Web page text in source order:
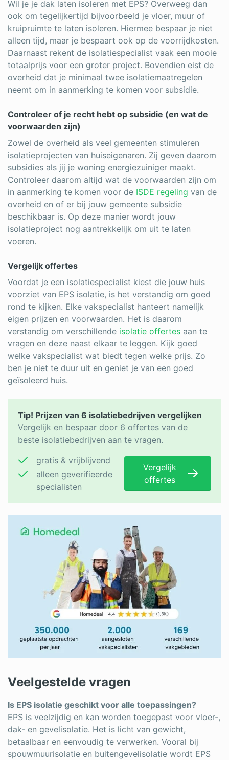
Wil je je dak laten isoleren met EPS? Overweeg dan
ook om tegelijkertijd bijvoorbeeld je vloer, muur of
kruipruimte te laten isoleren. Hiermee bespaar je niet
alleen tijd, maar je bespaart ook op de voorrijdkosten.
Daarnaast rekent de isolatiespecialist vaak een mooie
totaalprijs voor een groter project. Bovendien eist de
overheid dat je minimaal twee isolatiemaatregelen
neemt om in aanmerking te komen voor subsidie.
Controleer of je recht hebt op subsidie (en wat de
voorwaarden zijn)
Zowel de overheid als veel gemeenten stimuleren
isolatieprojecten van huiseigenaren. Zij geven daarom
subsidies als jij je woning energiezuiniger maakt.
Controleer daarom altijd wat de voorwaarden zijn om
in aanmerking te komen voor de ISDE regeling van de
overheid en of er bij jouw gemeente subsidie
beschikbaar is. Op deze manier wordt jouw
isolatieproject nog aantrekkelijk om uit te laten
voeren.
Vergelijk offertes
Voordat je een isolatiespecialist kiest die jouw huis
voorziet van EPS isolatie, is het verstandig om goed
rond te kijken. Elke vakspecialist hanteert namelijk
eigen prijzen en voorwaarden. Het is daarom
verstandig om verschillende isolatie offertes aan te
vragen en deze naast elkaar te leggen. Kijk goed
welke vakspecialist wat biedt tegen welke prijs. Zo
ben je niet te duur uit en geniet je van een goed
geïsoleerd huis.
Tip! Prijzen van 6 isolatiebedrijven vergelijken
Vergelijk en bespaar door 6 offertes van de
beste isolatiebedrijven aan te vragen.
gratis & vrijblijvend
alleen geverifieerde
specialisten
Vergelijk
offertes
Veelgestelde vragen
Is EPS isolatie geschikt voor alle toepassingen?
EPS is veelzijdig en kan worden toegepast voor vloer-,
dak- en gevelisolatie. Het is licht van gewicht,
betaalbaar en eenvoudig te verwerken. Vooral bij
spouwmuurisolatie en buitengevelisolatie wordt EPS